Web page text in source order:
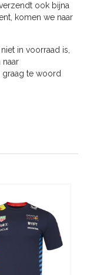
ook bijna
komen we naar
in voorraad is,
naar
graag te woord